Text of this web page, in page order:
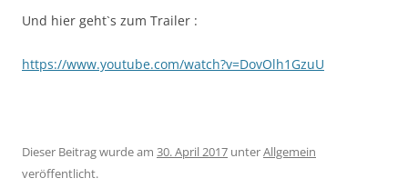
Und hier geht`s zum Trailer :
https://www.youtube.com/watch?v=DovOlh1GzuU
Dieser Beitrag wurde am 30. April 2017 unterAllgemein
veröffentlicht.